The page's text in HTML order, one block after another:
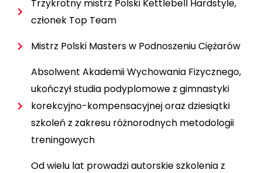
Trzykrotny mistrz Polski Kettlebell Hardstyle,
członek Top Team
Mistrz Polski Masters w Podnoszeniu Ciężarów
Absolwent Akademii Wychowania Fizycznego,
ukończył studia podyplomowe z gimnastyki
korekcyjno-kompensacyjnej oraz dziesiątki
szkoleń z zakresu różnorodnych metodologii
treningowych
Od wielu lat prowadzi autorskie szkolenia z